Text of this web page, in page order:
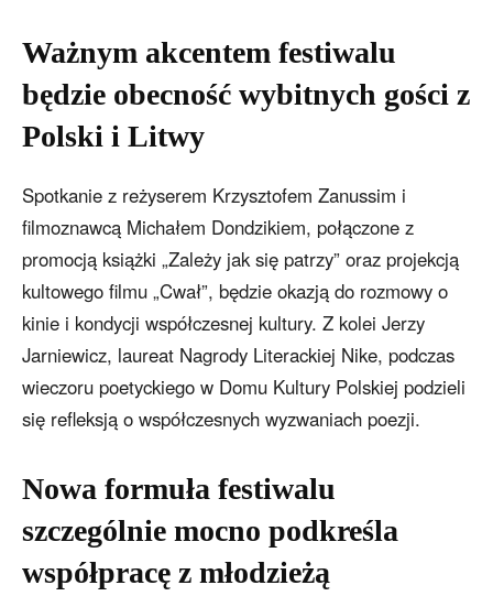
Ważnym akcentem festiwalu
będzie obecność wybitnych gości z
Polski i Litwy
Spotkanie z reżyserem Krzysztofem Zanussim i
filmoznawcą Michałem Dondzikiem, połączone z
promocją książki „Zależy jak się patrzy” oraz projekcją
kultowego filmu „Cwał”, będzie okazją do rozmowy o
kinie i kondycji współczesnej kultury. Z kolei Jerzy
Jarniewicz, laureat Nagrody Literackiej Nike, podczas
wieczoru poetyckiego w Domu Kultury Polskiej podzieli
się refleksją o współczesnych wyzwaniach poezji.
Nowa formuła festiwalu
szczególnie mocno podkreśla
współpracę z młodzieżą